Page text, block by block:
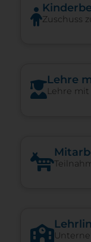
Zuschuss
Lehre
Lehre